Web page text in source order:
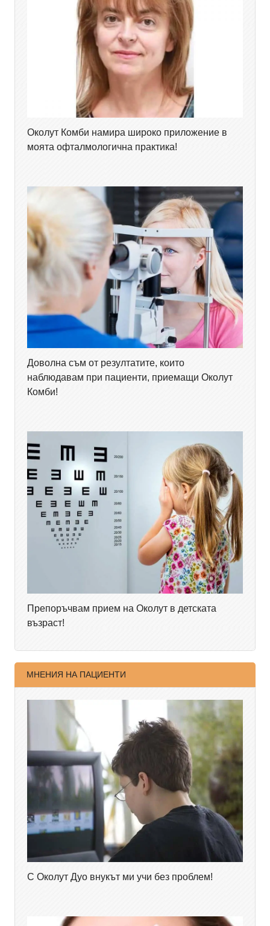
Околут Комби намира широко приложение в
моята офталмологична практика!
Доволна съм от резултатите, които
наблюдавам при пациенти, приемащи Околут
Комби!
Препоръчвам прием на Околут в детската
възраст!
МНЕНИЯ НА ПАЦИЕНТИ
С Околут Дуо внукът ми учи без проблем!